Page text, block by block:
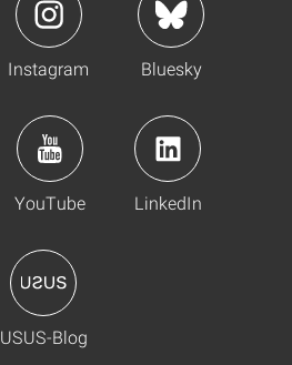
Instagram Bluesky
YouTube LinkedIn
USUS-Blog